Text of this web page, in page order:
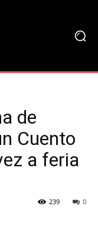
de
Cuento
a feria
0
239